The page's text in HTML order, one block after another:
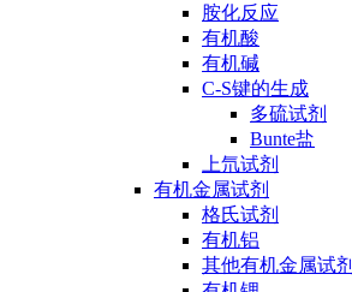
胺化反应
有机酸
有机碱
C-S键的生成
多硫试剂
Bunte盐
上氘试剂
有机金属试剂
格氏试剂
有机铝
其他有机金属试剂